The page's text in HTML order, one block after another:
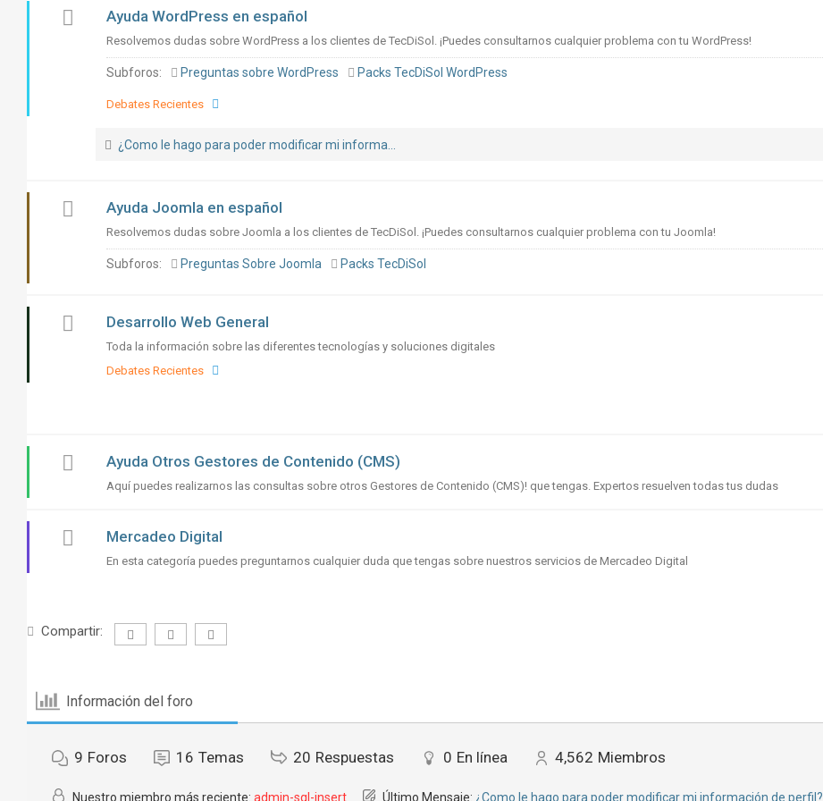
Ayuda WordPress en español
Resolvemos dudas sobre WordPress a los clientes de TecDiSol. ¡Puedes consultarnos cualquier problema con tu WordPress!
Subforos: Preguntas sobre WordPress Packs TecDiSol WordPress
Debates Recientes
¿Como le hago para poder modificar mi informa...
Ayuda Joomla en español
Resolvemos dudas sobre Joomla a los clientes de TecDiSol. ¡Puedes consultarnos cualquier problema con tu Joomla!
Subforos: Preguntas Sobre Joomla Packs TecDiSol
Desarrollo Web General
Toda la información sobre las diferentes tecnologías y soluciones digitales
Debates Recientes
Ayuda Otros Gestores de Contenido (CMS)
Aquí puedes realizarnos las consultas sobre otros Gestores de Contenido (CMS)! que tengas. Expertos resuelven todas tus dudas
Mercadeo Digital
En esta categoría puedes preguntarnos cualquier duda que tengas sobre nuestros servicios de Mercadeo Digital
Compartir:
Información del foro
9 Foros 16 Temas 20 Respuestas 0 En línea 4,562 Miembros
Nuestro miembro más reciente: admin-sql-insert Último Mensaje: ¿Como le hago para poder modificar mi información de perfil?